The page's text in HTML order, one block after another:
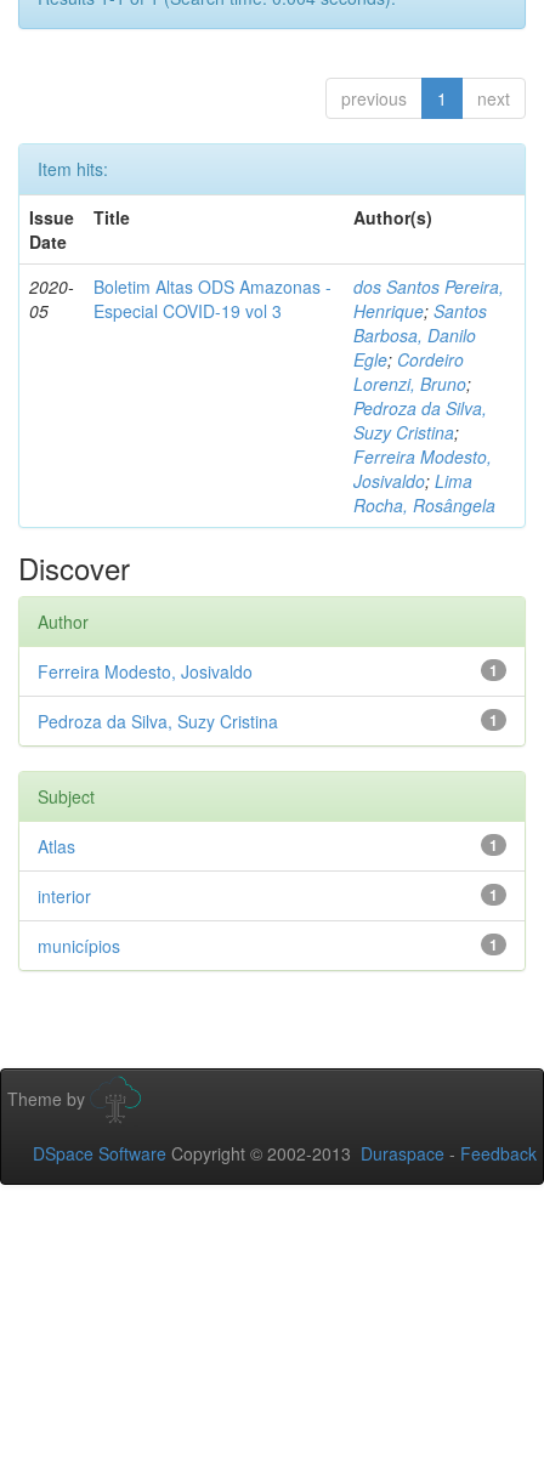
previous 1 next
Item hits:
Issue
Date
Title Author(s)
2020-
05
Boletim Altas ODS Amazonas -
Especial COVID-19 vol 3
dos Santos Pereira,
Henrique; Santos
Barbosa, Danilo
Egle; Cordeiro
Lorenzi, Bruno;
Pedroza da Silva,
Suzy Cristina;
Ferreira Modesto,
Josivaldo; Lima
Rocha, Rosângela
Discover
Author
1
Ferreira Modesto, Josivaldo
1
Pedroza da Silva, Suzy Cristina
Subject
1
Atlas
1
interior
1
municípios
Theme by
DSpace Software Copyright © 2002-2013 Duraspace - Feedback